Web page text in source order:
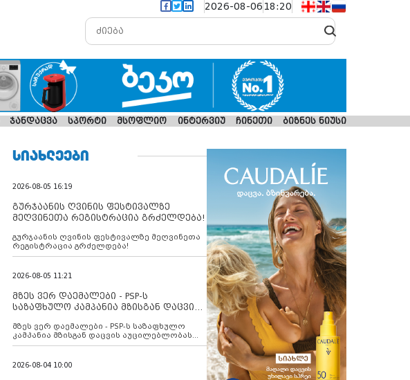
2026-08-06 18:20
ჯანდაცვა სპორტი მსოფლიო ინტერვიუ ჩინეთი ბიზნეს ნიუსი
ᲡᲘᲐᲮᲚᲔᲔᲑᲘ
2026-08-05 16:19
გურჯაანის ღვინის ფესტივალზე
მეღვინეთა რეგისტრაცია გრძელდება!
გურჯაანის ღვინის ფესტივალზე მეღვინეთა
რეგისტრაცია გრძელდება!
2026-08-05 11:21
მზეს ვერ დაემალები - PSP-ს
საზაფხულო კამპანია მზისგან დაცვის
მზეს ვერ დაემალები - PSP-ს საზაფხულო
კამპანია მზისგან დაცვის აუცილებლობას
გვახსენებს
2026-08-04 10:00